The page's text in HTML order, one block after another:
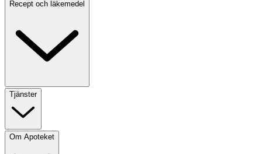
Recept och läkemedel
Tjänster
Om Apoteket